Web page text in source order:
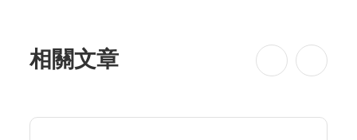
相關文章